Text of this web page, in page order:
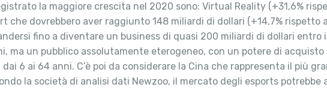
la maggiore crescita nel 2020 sono: Virtual Reality (+31,6%
che dovrebbero aver raggiunto 148 miliardi di dollari (+14,7% rispetto
fino a diventare un business di quasi 200 miliardi di dollari entro
ma un pubblico assolutamente eterogeneo, con un potere di acquisto
6 ai 64 anni. C’è poi da considerare la Cina che rappresenta il più
la società di analisi dati Newzoo, il mercato degli esports potrebbe